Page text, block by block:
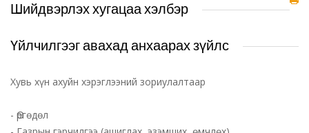
Шийдвэрлэх хугацаа хэлбэр
Үйлчилгээг авахад анхаарах зүйлс
Хувь хүн ахуйн хэрэглээний зориулалтаар
- Өргөдөл